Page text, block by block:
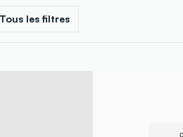
Tous les filtres